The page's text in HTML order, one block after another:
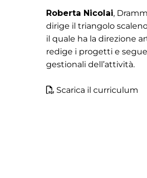
Roberta Nicolai,
dirige il triangolo
il quale ha la direzione
redige i progetti e
gestionali dell’attività.
Scarica il curriculum